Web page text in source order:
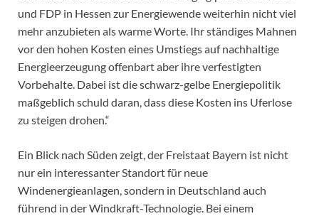
und FDP in Hessen zur Energiewende weiterhin nicht viel
mehr anzubieten als warme Worte. Ihr ständiges Mahnen
vor den hohen Kosten eines Umstiegs auf nachhaltige
Energieerzeugung offenbart aber ihre verfestigten
Vorbehalte. Dabei ist die schwarz-gelbe Energiepolitik
maßgeblich schuld daran, dass diese Kosten ins Uferlose
zu steigen drohen.“
Ein Blick nach Süden zeigt, der Freistaat Bayern ist nicht
nur ein interessanter Standort für neue
Windenergieanlagen, sondern in Deutschland auch
führend in der Windkraft-Technologie. Bei einem